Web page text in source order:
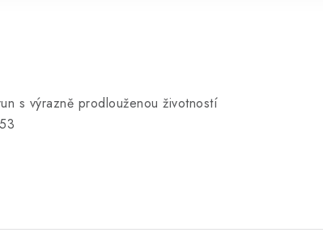
s výrazně prodlouženou životností